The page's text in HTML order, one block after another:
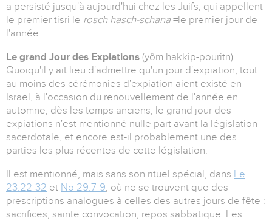
a persisté jusqu'à aujourd'hui chez les Juifs, qui appellent
le premier tisri le rosch hasch-schana =le premier jour de
l'année.
Le grand Jour des Expiations (yôm hakkip-pouritn).
Quoiqu'il y ait lieu d'admettre qu'un jour d'expiation, tout
au moins des cérémonies d'expiation aient existé en
Israël, à l'occasion du renouvellement de l'année en
automne, dès les temps anciens, le grand jour des
expiations n'est mentionné nulle part avant la législation
sacerdotale, et encore est-il probablement une des
parties les plus récentes de cette législation.
Il est mentionné, mais sans son rituel spécial, dans Le
23:22-32 et No 29:7-9, où ne se trouvent que des
prescriptions analogues à celles des autres jours de fête :
sacrifices, sainte convocation, repos sabbatique. Les